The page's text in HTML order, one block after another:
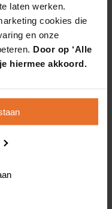
laten werken.
cookies die
en onze
Door op ‘Alle
hiermee akkoord.